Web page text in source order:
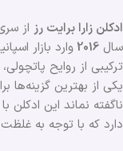
ادکلن زارا برایت رز از
سال 2016 وارد بازار
ترکیبی از روایح
یکی از بهترین گزینه‌ها
ناگفته نماند این ادکلن
دارد که با توجه به